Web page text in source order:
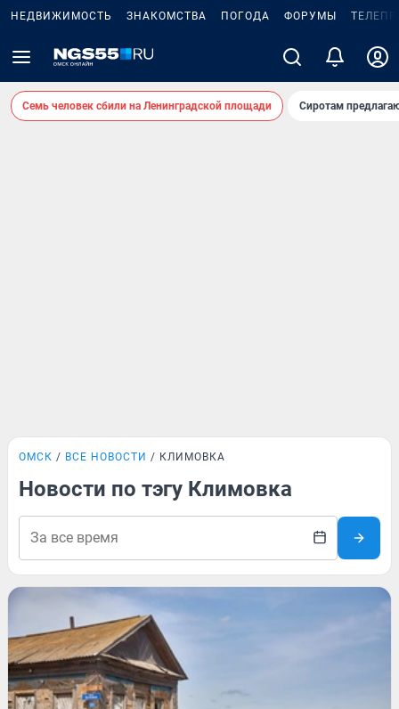
НЕДВИЖИМОСТЬ ЗНАКОМСТВА ПОГОДА ФОРУМЫ
Семь человек сбили на Ленинградской площади Сиротам
ОМСК ВСЕ НОВОСТИ КЛИМОВКА
Новости по тэгу Климовка